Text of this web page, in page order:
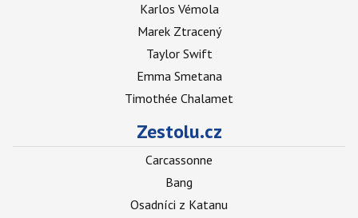
Karlos Vémola
Marek Ztracený
Taylor Swift
Emma Smetana
Timothée Chalamet
Zestolu.cz
Carcassonne
Bang
Osadníci z Katanu